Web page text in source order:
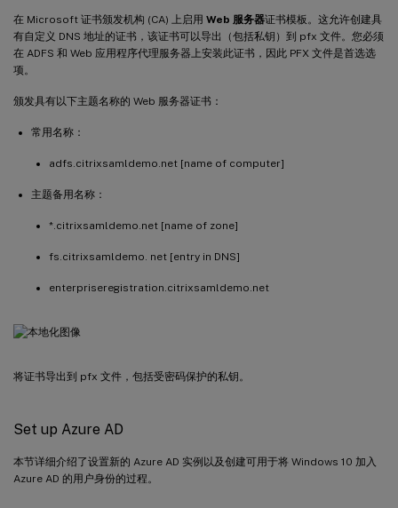
在 Microsoft 证书颁发机构 (CA) 上启用 Web 服务器证书模板。这允许创建具
有自定义 DNS 地址的证书，该证书可以导出（包括私钥）到 pfx 文件。您必须
在 ADFS 和 Web 应用程序代理服务器上安装此证书，因此 PFX 文件是首选选
项。
颁发具有以下主题名称的 Web 服务器证书：
常用名称：
adfs.citrixsamldemo.net [name of computer]
主题备用名称：
*.citrixsamldemo.net [name of zone]
fs.citrixsamldemo. net [entry in DNS]
enterpriseregistration.citrixsamldemo.net
将证书导出到 pfx 文件，包括受密码保护的私钥。
Set up Azure AD
本节详细介绍了设置新的 Azure AD 实例以及创建可用于将 Windows 10 加入
Azure AD 的用户身份的过程。